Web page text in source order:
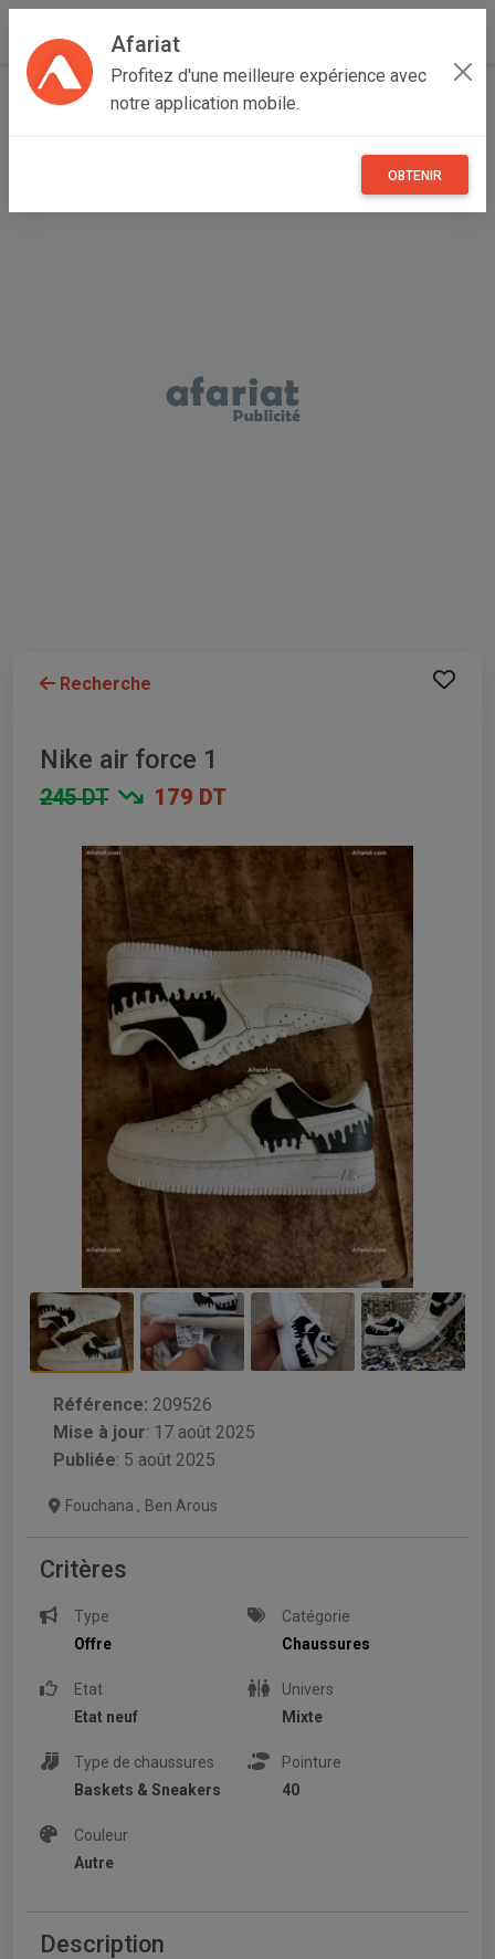
Afariat
Profitez d'une meilleure expérience avec
notre application mobile.
OBTENIR
Accueil Vêtements et objets personnels
Recherche
Nike air force 1
245 DT 179 DT
Référence: 209526
Mise à jour: 17 août 2025
Publiée: 5 août 2025
Fouchana , Ben Arous
Critères
Type
Offre
Catégorie
Chaussures
Etat
Etat neuf
Univers
Mixte
Type de chaussures
Baskets & Sneakers
Pointure
40
Couleur
Autre
Description